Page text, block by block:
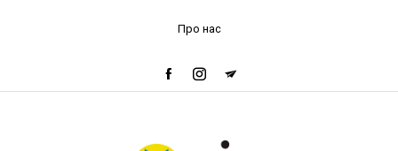
Про нас